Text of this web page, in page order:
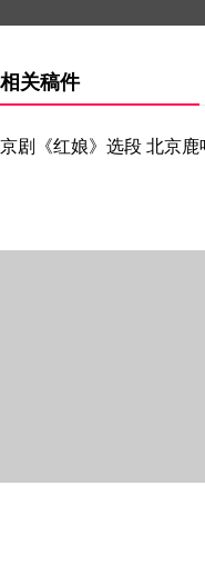
相关稿件
京剧《红娘》选段 北京